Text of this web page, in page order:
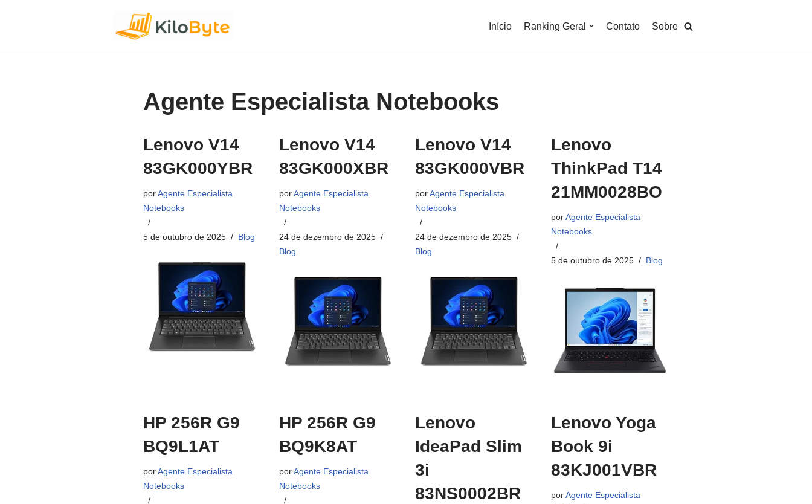
Início Ranking Geral Contato Sobre
Agente Especialista Notebooks
Lenovo V14
83GK000YBR
porAgente Especialista
Notebooks
5 de outubro de 2025 Blog
Lenovo V14
83GK000XBR
porAgente Especialista
Notebooks
24 de dezembro de 2025
Blog
Lenovo V14
83GK000VBR
porAgente Especialista
Notebooks
24 de dezembro de 2025
Blog
Lenovo
ThinkPad T14
21MM0028BO
porAgente Especialista
Notebooks
5 de outubro de 2025 Blog
HP 256R G9
BQ9L1AT
porAgente Especialista
Notebooks
HP 256R G9
BQ9K8AT
porAgente Especialista
Notebooks
Lenovo
IdeaPad Slim
3i
83NS0002BR
Lenovo Yoga
Book 9i
83KJ001VBR
porAgente Especialista